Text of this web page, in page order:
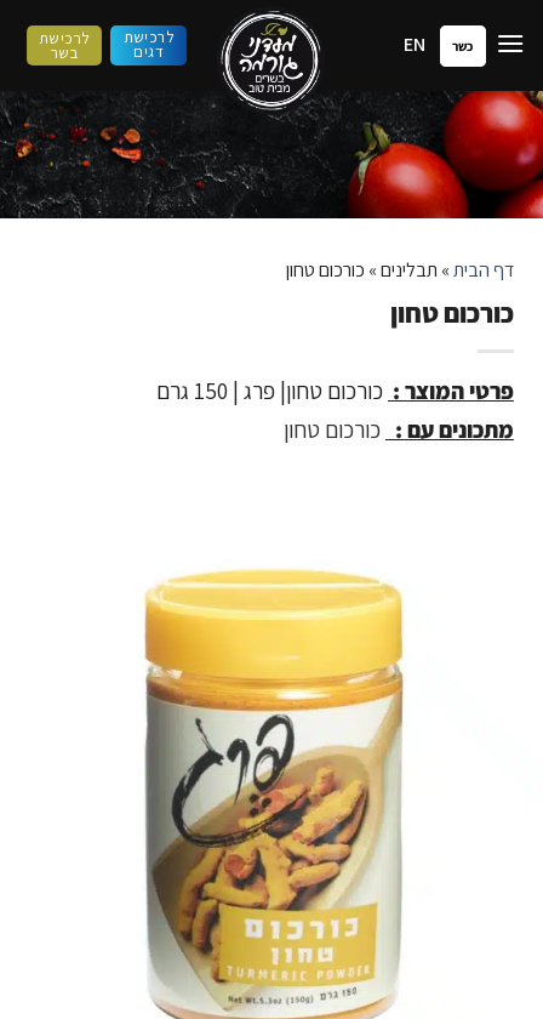
לתוכן
כשר EN לרכישת
דגים
לרכישת
בשר
דף הבית» תבלינים» כורכום טחון
כורכום טחון
פרטי המוצר : כורכום טחון| פרג | 150 גרם
מתכונים עם : כורכום טחון